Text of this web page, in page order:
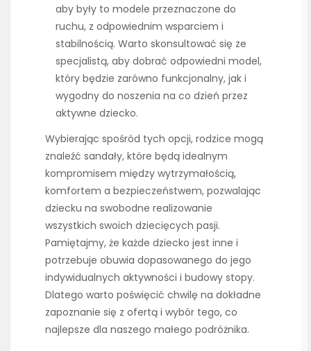
aby były to modele przeznaczone do
ruchu, z odpowiednim wsparciem i
stabilnością. Warto skonsultować się ze
specjalistą, aby dobrać odpowiedni model,
który będzie zarówno funkcjonalny, jak i
wygodny do noszenia na co dzień przez
aktywne dziecko.
Wybierając spośród tych opcji, rodzice mogą
znaleźć sandały, które będą idealnym
kompromisem między wytrzymałością,
komfortem a bezpieczeństwem, pozwalając
dziecku na swobodne realizowanie
wszystkich swoich dziecięcych pasji.
Pamiętajmy, że każde dziecko jest inne i
potrzebuje obuwia dopasowanego do jego
indywidualnych aktywności i budowy stopy.
Dlatego warto poświęcić chwilę na dokładne
zapoznanie się z ofertą i wybór tego, co
najlepsze dla naszego małego podróżnika.